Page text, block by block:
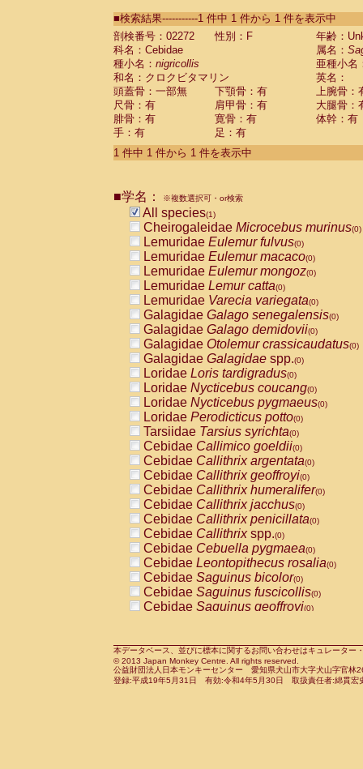
CebidaeSaguinus labiatus(0)
Cebidae Saguinus leucopus (0)
Cebidae
CebidaeSaguinus mystax
CebidaeSaguinus nigricollis (1)
Cebidae Saguinus oedipus
Cebidae Saguinus weddelli
Cebidae Saguinusspp.
Cebidae Aotus trivirgatus
Cebidae Cebus albifrons
CebidaeCebus nigrivittatus
CebidaeCebus
CebidaeSaimiri boliviensis(0)
CebidaeSaimiri sciureus(0)
AtelidaeAlouatta caraya(0)
AtelidaeAlouatta fusca(0)
AtelidaeAlouatta seniculus
AtelidaeAlouattaspp.(0)
AtelidaeAteles belzebuth(0)
AtelidaeAteles geoffroyi(0)
AtelidaeAteles paniscus(0)
AtelidaeAtelesspp.(0)
Atelidae Lagothrix lagothricha
AtelidaeLagothrix lagothricha cana
PitheciidaeCacajao calvus
PitheciidaeCallicebus cupreus
PitheciidaeCallicebus donacophilus
PitheciidaeCallicebus moloch
PitheciidaeCallicebus torquatus
PitheciidaeCallicebusspp.(0)
PitheciidaeChiropotes satanas(0)
PitheciidaePithecia monachus
PitheciidaePithecia pithecia(0)
CercopithecidaeCercocebus agilis
CercopithecidaeCercocebus
CercopithecidaeCercocebus
CercopithecidaeCercocebus
CercopithecidaeCercocebus
CercopithecidaeCercocebushybrid
CercopithecidaePapio anubis(0)
CercopithecidaePapio cynocephalus
CercopithecidaePapio hamadryas(0)
■検索結果-----------1 件中 1 件から 1 件を表示中
剖検番号：02272
性別：F
年齢：
科名：Cebidae
属名：
種小名： nigricollis
亜種小名
和名：クロクビタマリン
英名：
頭蓋骨：一部無
下顎骨：有
上腕骨：
尺骨：有
肩甲骨：有
大腿骨：
腓骨：有
寛骨：有
体幹：有
手：有
足：有
1 件中 1 件から 1 件を表示中
■学名： ※複数選択可・or検索
All species(1)
Cheirogaleidae Microcebus murinus(0)
Lemuridae Eulemur fulvus(0)
Lemuridae Eulemur macaco(0)
Lemuridae Eulemur mongoz(0)
Lemuridae Lemur catta(0)
Lemuridae Varecia variegata(0)
Galagidae Galago senegalensis(0)
Galagidae Galago demidovii(0)
Galagidae Otolemur crassicaudatus(0)
Galagidae Galagidae spp.(0)
Loridae Loris tardigradus(0)
Loridae Nycticebus coucang(0)
Loridae Nycticebus pygmaeus(0)
Loridae Perodicticus potto(0)
Tarsiidae Tarsius syrichta(0)
Cebidae Callimico goeldii(0)
Cebidae Callithrix argentata(0)
Cebidae Callithrix geoffroyi(0)
Cebidae Callithrix humeralifer(0)
Cebidae Callithrix jacchus(0)
Cebidae Callithrix penicillata(0)
Cebidae Callithrixspp.(0)
Cebidae Cebuella pygmaea(0)
Cebidae Leontopithecus rosalia(0)
Cebidae Saguinus bicolor(0)
Cebidae Saguinus fuscicollis(0)
Cebidae Saguinus geoffroyi(0)
CebidaeSaguinus leucopus(0)
CebidaeSaguinus midas(0)
Cebidae Saguinus mystax(0)
本データベース、並びに標本に関するお問い合わせはキュレータ
© 2013 Japan Monkey Centre. All rights reserved.
公益財団法人日本モンキーセンター 愛知県犬山市大字犬山字官
登録:平成19年5月31日 有効:令和4年5月30日 取扱責任者:綿貫宏